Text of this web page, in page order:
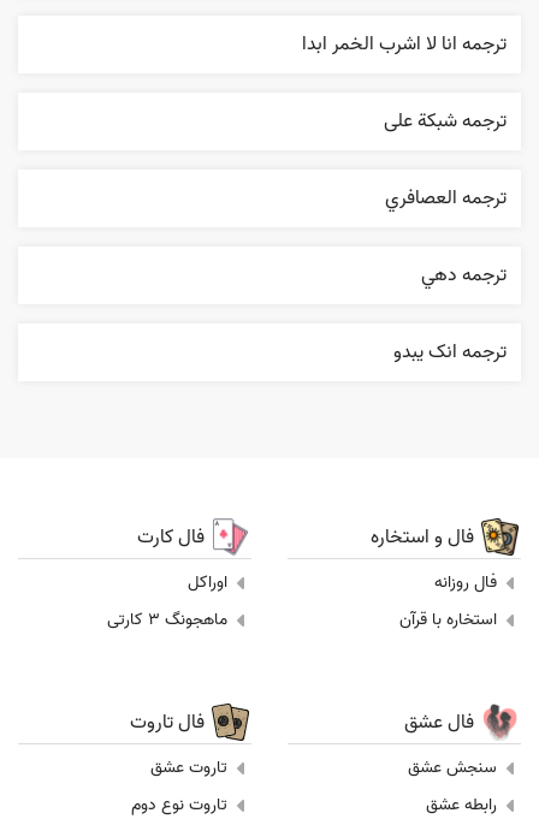
ترجمه انا لا اشرب الخمر ابدا
ترجمه شبکة علی
ترجمه العصافري
ترجمه دهي
ترجمه انک يبدو
فال و استخاره
فال روزانه
استخاره با قرآن
فال کارت
اوراکل
ماهجونگ 3 کارتی
فال عشق
سنجش عشق
رابطه عشق
فال تاروت
تاروت عشق
تاروت نوع دوم